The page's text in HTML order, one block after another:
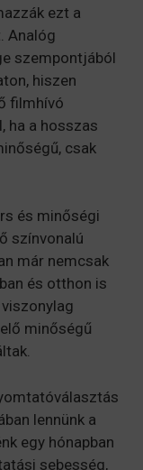
ezt a
Analóg
szempontjából
hiszen
filmhívó
ha a hosszas
csak
és minőségi
színvonalú
már nemcsak
és otthon is
minőségű
lennünk a
egy hónapban
sebesség,